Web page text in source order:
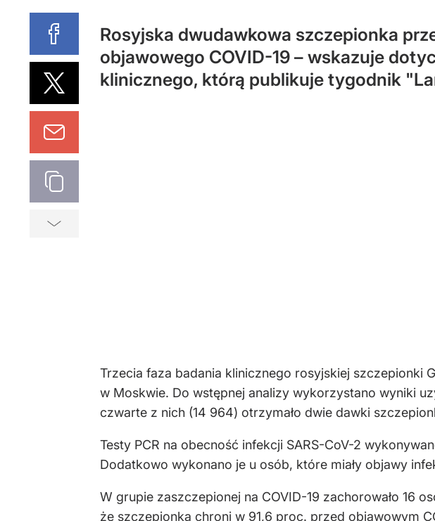
Rosyjska dwudawkowa szczepionka
objawowego COVID-19 – wskazuje
klinicznego, którą publikuje tygodnik
Trzecia faza badania klinicznego rosyjskiej szczepionki
w Moskwie. Do wstępnej analizy wykorzystano wyniki
czwarte z nich (14 964) otrzymało dwie dawki
Testy PCR na obecność infekcji SARS-CoV-2
Dodatkowo wykonano je u osób, które miały objawy
W grupie zaszczepionej na COVID-19 zachorowało 16
że szczepionka chroni w 91,6 proc. przed objawowym